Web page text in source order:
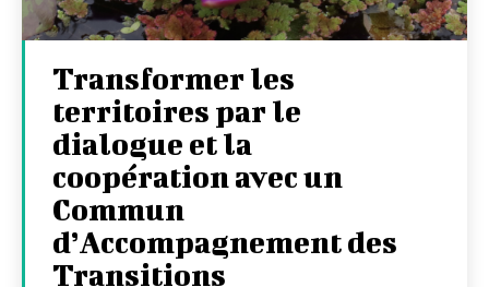
Transformer les
territoires par le
dialogue et la
coopération avec un
Commun
d’Accompagnement des
Transitions